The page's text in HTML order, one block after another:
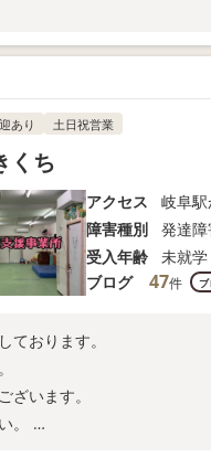
あり 土日祝営業
くち
アクセス
岐阜
障害種別
発達
受入年齢
未就
ブログ
47件
ております。
ざいます。
。